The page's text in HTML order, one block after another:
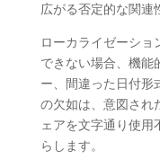
広がる否定的な関連
ローカライゼーショ
できない場合、機能
ー、間違った日付形
の欠如は、意図され
ェアを文字通り使用
らします。